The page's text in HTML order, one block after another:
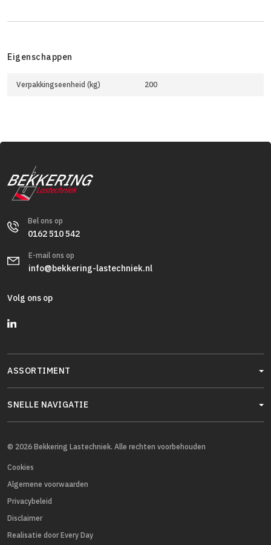
Eigenschappen
Verpakkingseenheid (kg) 200
Bel ons op
0162 510 542
E-mail ons op
info@bekkering-lastechniek.nl
Volg ons op
ASSORTIMENT
SNELLE NAVIGATIE
© 2026 Bekkering Lastechniek. Alle rechten voorbehouden
Cookies
Algemene voorwaarden
Privacybeleid
Disclaimer
Realisatie door Every Day